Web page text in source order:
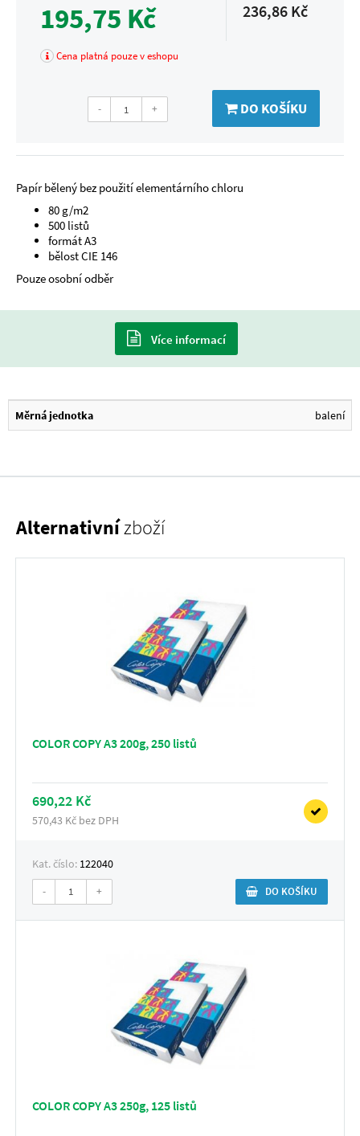
195,75 Kč 236,86 Kč
Cena platná pouze v eshopu
- + DO KOŠÍKU
Papír bělený bez použití elementárního chloru
80 g/m2
500 listů
formát A3
bělost CIE 146
Pouze osobní odběr
Více informací
Měrná jednotka balení
Alternativnízboží
COLOR COPY A3 200g, 250 listů
690,22 Kč
570,43 Kč bez DPH
Kat. číslo: 122040
- + DO KOŠÍKU
COLOR COPY A3 250g, 125 listů